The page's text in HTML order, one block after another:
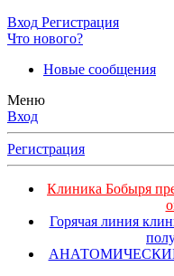
Вход Регистрация
Что нового?
Новые сообщения
Меню
Вход
Регистрация
Клиника Бобыря
Горячая линия